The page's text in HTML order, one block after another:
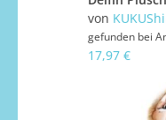
von
gefunden bei
17,97 €